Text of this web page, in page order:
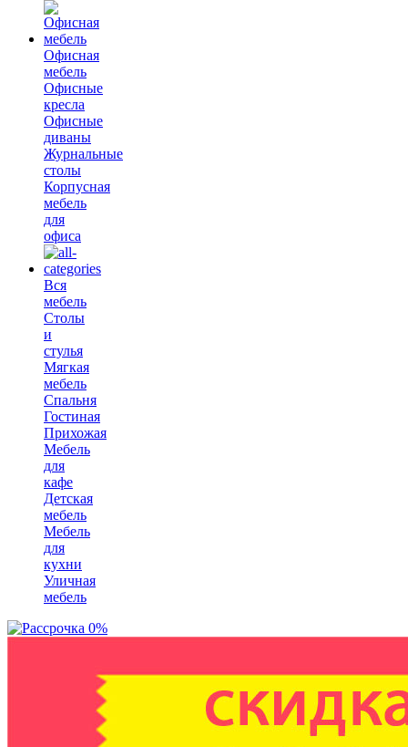
Офисная
мебель
Офисные
кресла
Офисные
диваны
Журнальные
столы
Корпусная
мебель
для
офиса
Вся
мебель
Столы
и
стулья
Мягкая
мебель
Спальня
Гостиная
Прихожая
Мебель
для
кафе
Детская
мебель
Мебель
для
кухни
Уличная
мебель